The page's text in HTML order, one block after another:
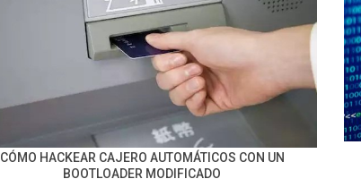
CÓMO HACKEAR CAJERO AUTOMÁTICOS CON UN
BOOTLOADER MODIFICADO